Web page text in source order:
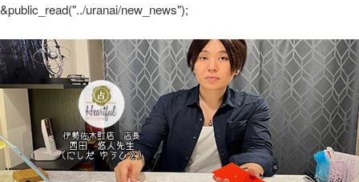
&public_read("../uranai/new_news");